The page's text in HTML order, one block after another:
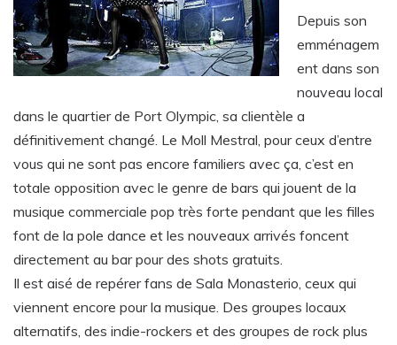
Depuis son
emménagem
ent dans son
nouveau local
dans le quartier de Port Olympic, sa clientèle a
définitivement changé. Le Moll Mestral, pour ceux d’entre
vous qui ne sont pas encore familiers avec ça, c’est en
totale opposition avec le genre de bars qui jouent de la
musique commerciale pop très forte pendant que les filles
font de la pole dance et les nouveaux arrivés foncent
directement au bar pour des shots gratuits.
Il est aisé de repérer fans de Sala Monasterio, ceux qui
viennent encore pour la musique. Des groupes locaux
alternatifs, des indie-rockers et des groupes de rock plus